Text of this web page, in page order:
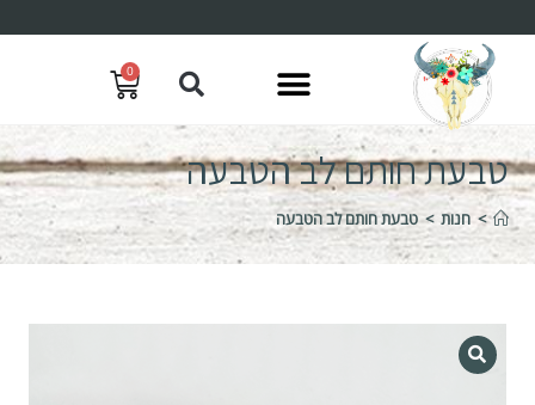
0
טבעת חותם לב הטבעה
> חנות > טבעת חותם לב הטבעה